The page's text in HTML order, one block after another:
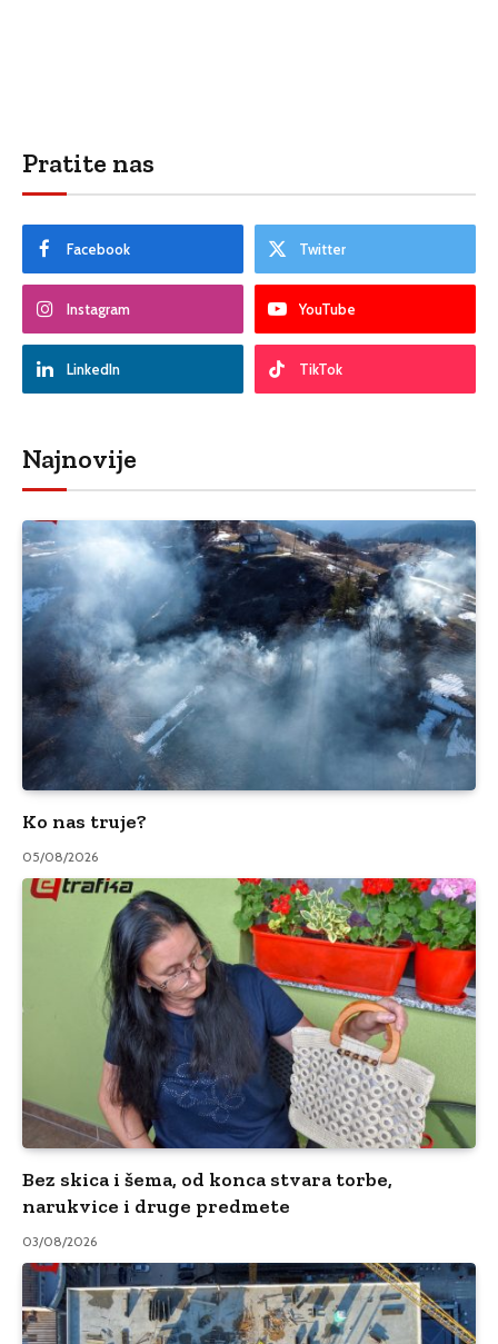
Pratite nas
Facebook Twitter
Instagram YouTube
LinkedIn TikTok
Najnovije
Ko nas truje?
05/08/2026
Bez skica i šema, od konca stvara torbe,
narukvice i druge predmete
03/08/2026